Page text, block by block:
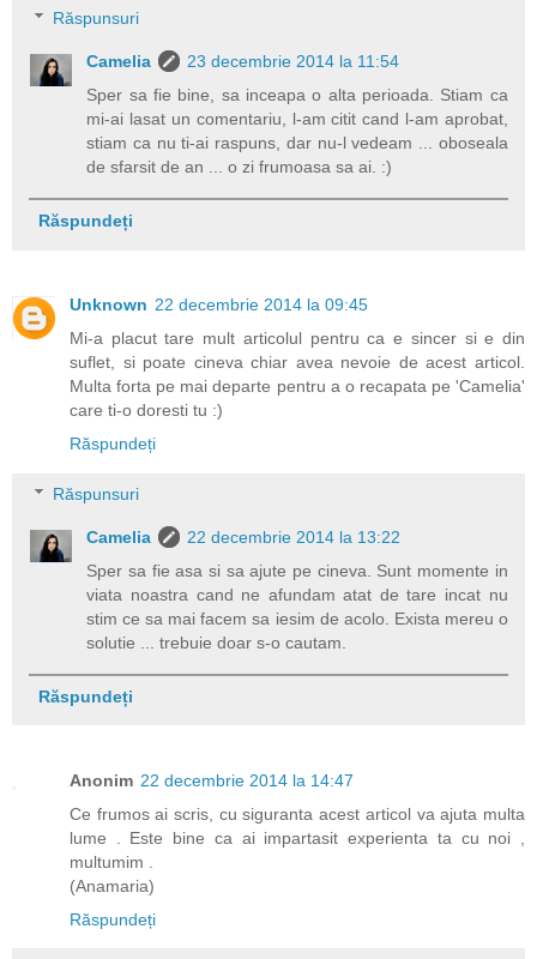
Răspunsuri
Camelia
23 decembrie 2014 la 11:54
Sper sa fie bine, sa inceapa o alta perioada. Stiam ca
mi-ai lasat un comentariu, l-am citit cand l-am aprobat,
stiam ca nu ti-ai raspuns, dar nu-l vedeam ... oboseala
de sfarsit de an ... o zi frumoasa sa ai. :)
Răspundeți
Unknown 22 decembrie 2014 la 09:45
Mi-a placut tare mult articolul pentru ca e sincer si e din
suflet, si poate cineva chiar avea nevoie de acest articol.
Multa forta pe mai departe pentru a o recapata pe 'Camelia'
care ti-o doresti tu :)
Răspundeți
Răspunsuri
Camelia
22 decembrie 2014 la 13:22
Sper sa fie asa si sa ajute pe cineva. Sunt momente in
viata noastra cand ne afundam atat de tare incat nu
stim ce sa mai facem sa iesim de acolo. Exista mereu o
solutie ... trebuie doar s-o cautam.
Răspundeți
Anonim 22 decembrie 2014 la 14:47
Ce frumos ai scris, cu siguranta acest articol va ajuta multa
lume . Este bine ca ai impartasit experienta ta cu noi ,
multumim .
(Anamaria)
Răspundeți